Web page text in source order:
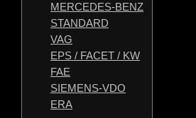
MERCEDES-BENZ
STANDARD
VAG
EPS / FACET / KW
FAE
SIEMENS-VDO
ERA